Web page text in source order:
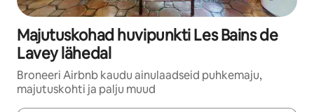
Majutuskohad huvipunkti Les Bains de
Lavey lähedal
Broneeri Airbnb kaudu ainulaadseid puhkemaju,
majutuskohti ja palju muud